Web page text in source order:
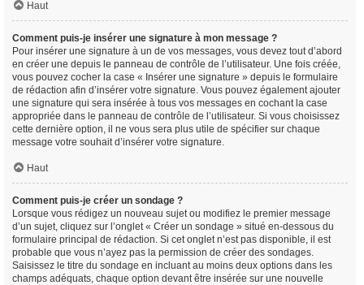
Haut
Comment puis-je insérer une signature à mon message ?
Pour insérer une signature à un de vos messages, vous devez tout d’abord
en créer une depuis le panneau de contrôle de l’utilisateur. Une fois créée,
vous pouvez cocher la case « Insérer une signature » depuis le formulaire
de rédaction afin d’insérer votre signature. Vous pouvez également ajouter
une signature qui sera insérée à tous vos messages en cochant la case
appropriée dans le panneau de contrôle de l’utilisateur. Si vous choisissez
cette dernière option, il ne vous sera plus utile de spécifier sur chaque
message votre souhait d’insérer votre signature.
Haut
Comment puis-je créer un sondage ?
Lorsque vous rédigez un nouveau sujet ou modifiez le premier message
d’un sujet, cliquez sur l’onglet « Créer un sondage » situé en-dessous du
formulaire principal de rédaction. Si cet onglet n’est pas disponible, il est
probable que vous n’ayez pas la permission de créer des sondages.
Saisissez le titre du sondage en incluant au moins deux options dans les
champs adéquats, chaque option devant être insérée sur une nouvelle